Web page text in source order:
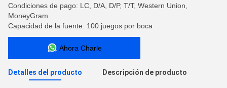
Condiciones de pago: LC, D/A, D/P, T/T, Western Union,
MoneyGram
Capacidad de la fuente: 100 juegos por boca
Ahora Charle
Detalles del producto Descripción de producto